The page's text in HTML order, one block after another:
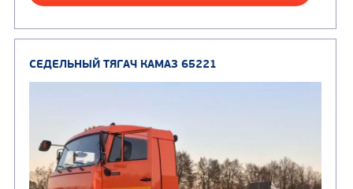
Колесная формула
Заказать
Кредит/Лизинг